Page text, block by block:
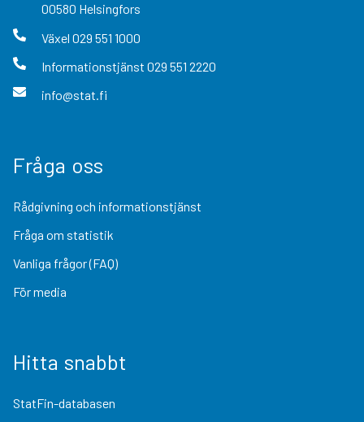
00580 Helsingfors
Växel 029 551 1000
Informationstjänst 029 551 2220
info@stat.fi
Fråga oss
Rådgivning och informationstjänst
Fråga om statistik
Vanliga frågor (FAQ)
För media
Hitta snabbt
StatFin-databasen